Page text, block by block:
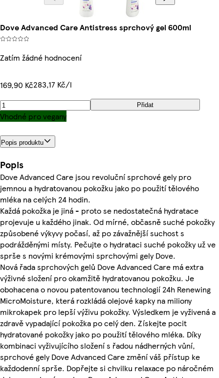
Dove Advanced Care Antistress sprchový gel 600ml
Zatím žádné hodnocení
169,90 Kč283,17 Kč/l
Přidat
Vhodné pro vegany
Popis produktu
Popis
Dove Advanced Care jsou revoluční sprchové gely pro
jemnou a hydratovanou pokožku jako po použití tělového
mléka na celých 24 hodin.
Každá pokožka je jiná - proto se nedostatečná hydratace
projevuje u každého jinak. Od mírné, občasně suché pokožky
způsobené výkyvy počasí, až po závažnější suchost s
podrážděnými místy. Pečujte o hydrataci suché pokožky už ve
sprše s novými krémovými sprchovými gely Dove.
Nová řada sprchových gelů Dove Advanced Care má extra
výživné složení pro okamžitě hydratovanou pokožku. Je
obohacena o novou patentovanou technologií 24h Renewing
MicroMoisture, která rozkládá olejové kapky na miliony
mikrokapek pro lepší výživu pokožky. Výsledkem je vyživená a
zdravě vypadající pokožka po celý den. Získejte pocit
hydratované pokožky jako po použití tělového mléka. Díky
kombinaci vyživujícího složení s řadou nádherných vůní,
sprchové gely Dove Advanced Care změní váš přístup ke
každodenní sprše. Dopřejte si chvilku relaxace po náročném